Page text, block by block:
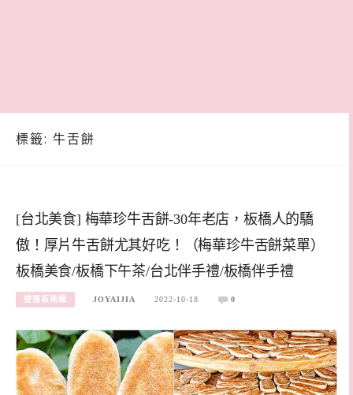
標籤: 牛舌餅
[台北美食] 梅華珍牛舌餅-30年老店，板橋人的驕
傲！厚片牛舌餅尤其好吃！（梅華珍牛舌餅菜單）
板橋美食/板橋下午茶/台北伴手禮/板橋伴手禮
捷運板南線 JOYAIJIA 2022-10-18 0